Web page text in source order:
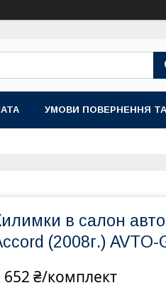
УМОВИ ПОВЕРНЕННЯ
в салон
(2008г.) AVTO-
652 ₴/комплект